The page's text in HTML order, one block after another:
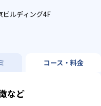
ルディング4F
コース・料金
など